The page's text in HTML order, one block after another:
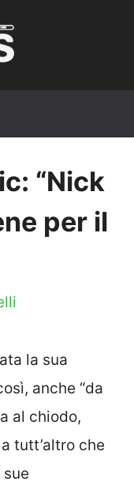
“Nick
per il
la sua
anche “da
al chiodo,
tutt’altro che